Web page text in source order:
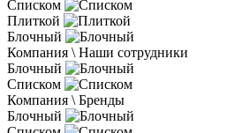
Списком
Плиткой
Блочный
Компания \ Наши сотрудники
Блочный
Списком
Компания \ Бренды
Блочный